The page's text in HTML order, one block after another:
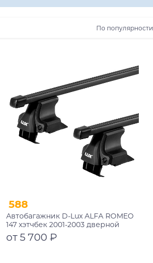
По популярности
588
Автобагажник D-Lux ALFA ROMEO
147 хэтчбек 2001-2003 дверной
проем прямоугольный
от 5 700 ₽